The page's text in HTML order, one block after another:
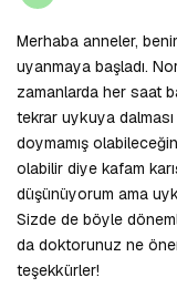
Merhaba anneler,
uyanmaya başladı.
zamanlarda her saat
tekrar uykuya
doymamış
olabilir diye kafam
düşünüyorum ama
Sizde de böyle
da doktorunuz ne
teşekkürler!